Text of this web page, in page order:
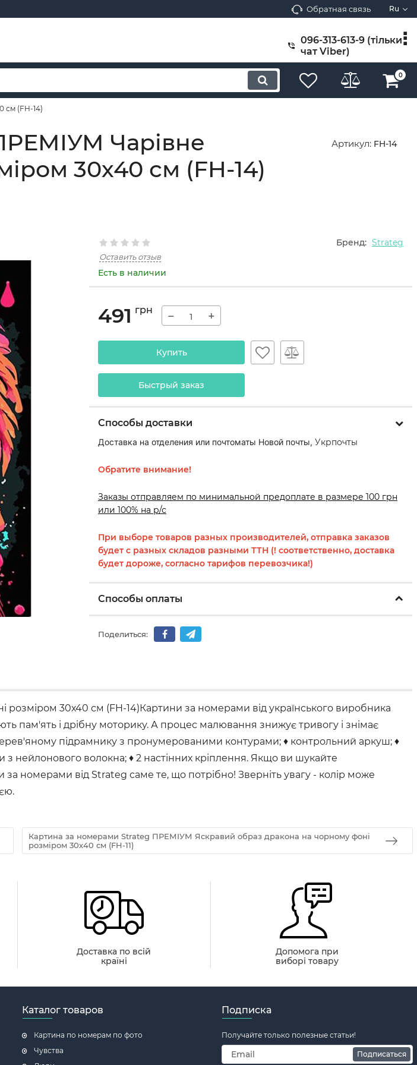
Обратная связь Ru
096-313-613-9 (тільки
чат Viber)
0
см (FH-14)
Чарівне
30х40 см (FH-14)
Артикул: FH-14
Бренд: Strateg
Оставить отзыв
Есть в наличии
491 грн − +
Купить
Быстрый заказ
Способы доставки
Доставка на отделения или почтоматы Новой почты, Укрпочты
Обратите внимание!
Заказы отправляем по минимальной предоплате в размере 100 грн
или 100% на р/с
При выборе товаров разных производителей, отправка заказов
будет с разных складов разными ТТН (! соответственно, доставка
будет дороже, согласно тарифов перевозчика!)
Способы оплаты
Поделиться:
30х40 см (FH-14)Картини за номерами від українського виробника
пам'ять і дрібну моторику. А процес малювання знижує тривогу і знімає
підрамнику з пронумерованими контурами; ♦ контрольний аркуш; ♦
нейлонового волокна; ♦ 2 настінних кріплення. Якщо ви шукайте
номерами від Strateg саме те, що потрібно! Зверніть увагу - колір може
Картина за номерами Strateg ПРЕМІУМ Яскравий образ дракона на чорному фоні
розміром 30х40 см (FH-11)
Доставка по всій
країні
Допомога при
виборі товару
Каталог товаров
Картина по номерам по фото
Чувства
Подписка
Получайте только полезные статьи!
Подписаться